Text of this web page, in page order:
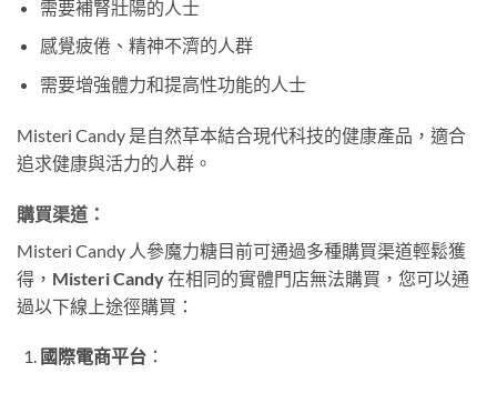
需要補腎壯陽的人士
感覺疲倦、精神不濟的人群
需要增強體力和提高性功能的人士
Misteri Candy 是自然草本結合現代科技的健康產品，適合
追求健康與活力的人群。
購買渠道 ：
Misteri Candy 人參魔力糖目前可通過多種購買渠道輕鬆獲
得， Misteri Candy在相同的實體門店無法購買，您可以通
過以下線上途徑購買：
國際電商平台：